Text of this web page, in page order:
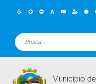
Município de